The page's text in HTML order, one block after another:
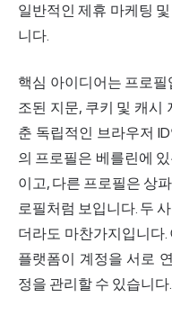
일반적인 제휴 마케팅
니다.
핵심 아이디어는 프로
조된 지문, 쿠키 및 캐시
춘 독립적인 브라우저
의 프로필은 베를린에
이고, 다른 프로필은 상
로필처럼 보입니다. 두
더라도 마찬가지입니다
플랫폼이 계정을 서로
정을 관리할 수 있습니다.